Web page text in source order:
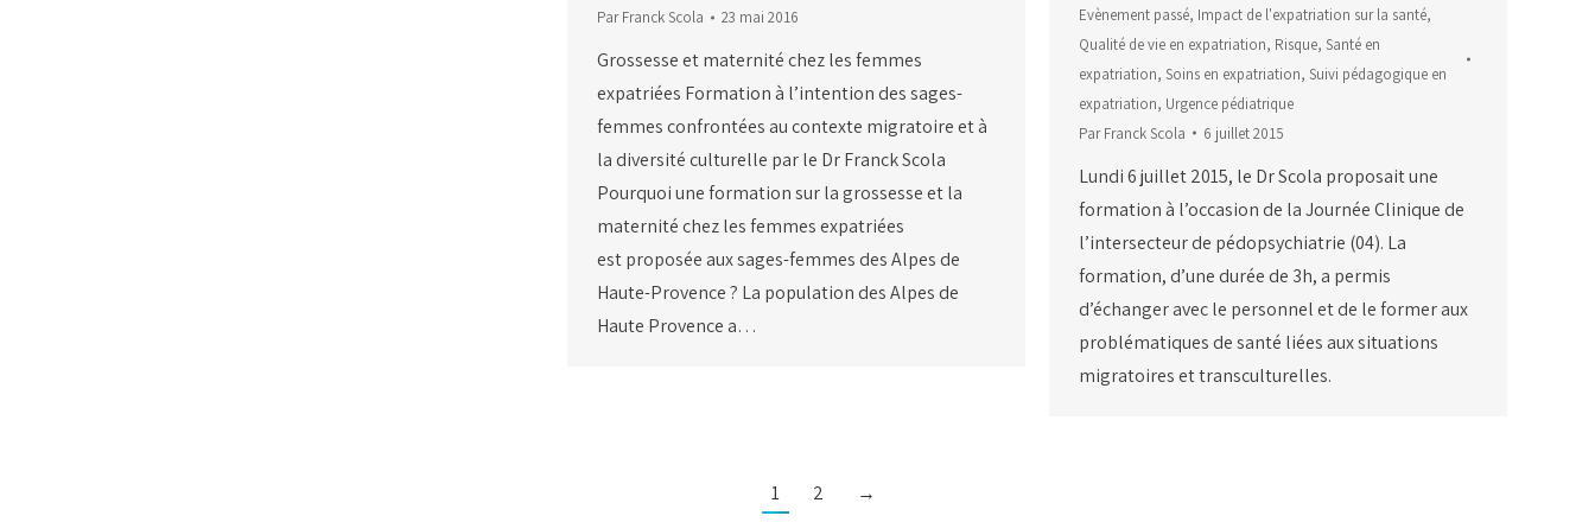
ParFranck Scola 23 mai 2016
Grossesse et maternité chez les femmes
expatriées Formation à l’intention des sages-
femmes confrontées au contexte migratoire et à
la diversité culturelle par le Dr Franck Scola
Pourquoi une formation sur la grossesse et la
maternité chez les femmes expatriées
est proposée aux sages-femmes des Alpes de
Haute-Provence ? La population des Alpes de
Haute Provence a…
Evènement passé, Impact de l'expatriation sur la santé,
Qualité de vie en expatriation, Risque, Santé en
expatriation, Soins en expatriation, Suivi pédagogique en
expatriation, Urgence pédiatrique
ParFranck Scola 6 juillet 2015
Lundi 6 juillet 2015, le Dr Scola proposait une
formation à l’occasion de la Journée Clinique de
l’intersecteur de pédopsychiatrie (04). La
formation, d’une durée de 3h, a permis
d’échanger avec le personnel et de le former aux
problématiques de santé liées aux situations
migratoires et transculturelles.
1 2 →